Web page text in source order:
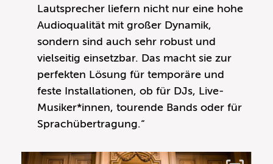
Lautsprecher liefern nicht nur eine hohe
Audioqualität mit großer Dynamik,
sondern sind auch sehr robust und
vielseitig einsetzbar. Das macht sie zur
perfekten Lösung für temporäre und
feste Installationen, ob für DJs, Live-
Musiker*innen, tourende Bands oder für
Sprachübertragung.“